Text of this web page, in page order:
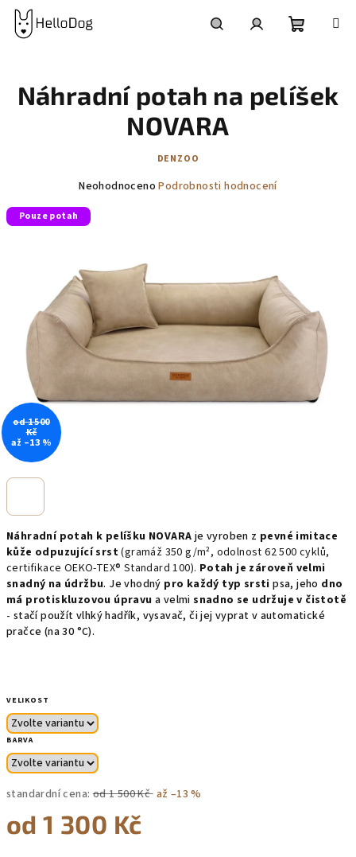
Přejít
obsah
košík
Náhradní potah k pelíšku NOVARAje vyroben z pevné imitace
kůže odpuzující srst(gramáž 350 g/m², odolnost 62 500 cyklů,
certifikace OEKO-TEX® Standard 100). Potah je zároveň velmi
snadný na údržbu. Je vhodný pro každý typ srsti psa, jeho dno
má protiskluzovou úpravu a velmisnadno se udržuje v čistotě
- stačí použít vlhký hadřík, vysavač, či jej vyprat v automatické
pračce (na 30 °C).
VELIKOST
BARVA
standardní cena: od 1 500 Kč až –13 %
od1 300 Kč
Náhradní potah na pelíšek
NOVARA
DENZOO
Průměrné
produktu
z
5
hvězdiček.
Neohodnoceno Podrobnosti hodnocení
Pouze potah
od 1 500
Kč
až –13 %